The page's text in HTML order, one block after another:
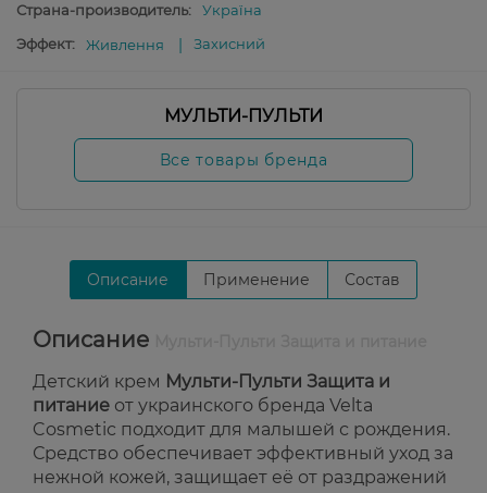
Страна-производитель:
Україна
Эффект:
Живлення Захисний
МУЛЬТИ-ПУЛЬТИ
Все товары бренда
Описание Применение Состав
Описание
Детский крем Мульти-Пульти Защита и
питание от украинского бренда Velta
Cosmetic подходит для малышей с рождения.
Средство обеспечивает эффективный уход за
нежной кожей, защищает её от раздражений